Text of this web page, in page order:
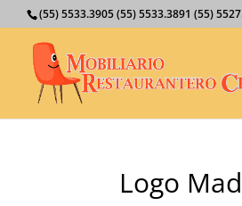
(55) 5533.3905 (55) 5533.3891 (55)
Logo